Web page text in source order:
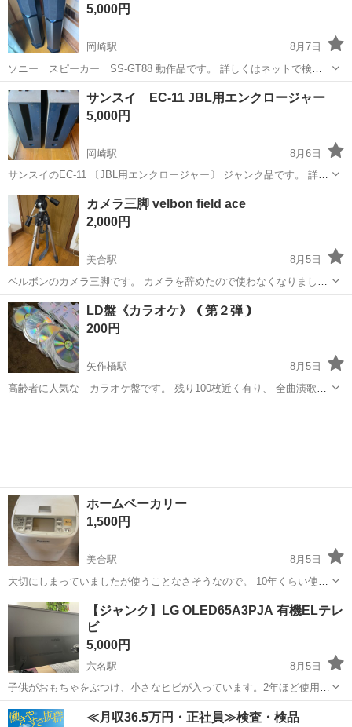
5,000円
岡崎駅
8月7日
ソニー スピーカー SS-GT88 動作品です。 詳しくはネットで検査
してください。 キズ、汚れがありまが、ユニットの損傷はありませ
ん。 音出し確認しています。 ご希望があればお引き渡し前に試聴可能
です。 受け渡し場所は...
愛知 岡崎市 岡崎駅
サンスイ EC-11 JBL用エンクロージャー
5,000円
岡崎駅
8月6日
サンスイのEC-11 〔JBL用エンクロージャー〕 ジャンク品です。 詳し
くはネットで検査してください。 キズ、汚れ、塗装ハゲ、ビスがとこ
ろどころありません。 サランネットもありません。サランネット取付
部品もありません。...
愛知 岡崎市 岡崎駅 オーディオ サンスイ
カメラ三脚 velbon field ace
2,000円
美合駅
8月5日
ベルボンのカメラ三脚です。 カメラを辞めたので使わなくなりまし
た。 使用に伴う傷あります。 古いですが、元値5万円くらいするいい
三脚です
愛知 岡崎市 美合駅 カメラ velbon
LD盤《カラオケ》 ❨第２弾❩
200円
矢作橋駅
8月5日
高齢者に人気な カラオケ盤です。 残り100枚近く有り、 全曲演歌の
ホームベーカリー
1,500円
美合駅
8月5日
大切にしまっていましたが使うことなさそうなので。 10年くらい使っ
ていませんでしたが、最近1回使用したので電源はつきます。掃除はで
きる範囲でしてあります。
愛知 岡崎市 キッチン家電
【ジャンク】LG OLED65A3PJA 有機ELテレ
ビ
5,000円
六名駅
8月5日
子供がおもちゃをぶつけ、小さなヒビが入っています。2年ほど使用し
ました。 電源を入れるとヒビの位置を中心に十字に数秒光り、電源が
落ちてしまいます。 部品取得等にお使いください。
愛知 岡崎市 六名駅 テレビ 有機EL
≪月収36.5万円・正社員≫検査・検品